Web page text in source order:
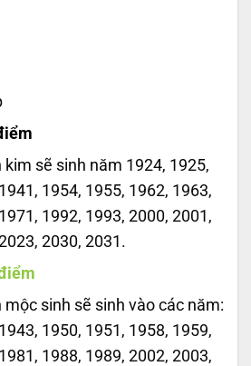
sẽ sinh năm 1924, 1925,
1954, 1955, 1962, 1963,
1992, 1993, 2000, 2001,
2030, 2031.
sinh sẽ sinh vào các năm:
1950, 1951, 1958, 1959,
1988, 1989, 2002, 2003,